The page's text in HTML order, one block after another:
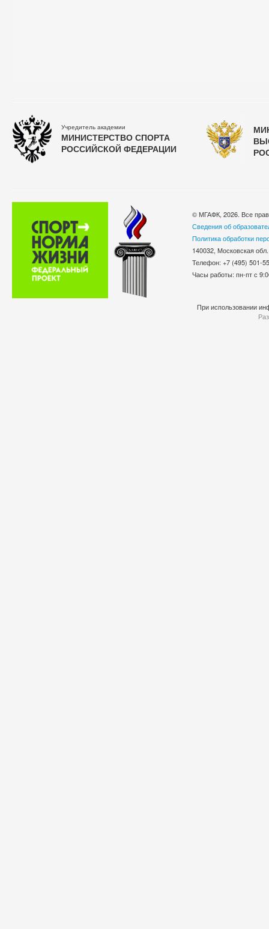
Учредитель академии
МИНИСТЕРСТВО СПОРТА
РОССИЙСКОЙ ФЕДЕРАЦИИ
© МГАФК, 2026. Все
Сведения об
Политика обработки
140032, Московская
Телефон: +7 (495)
Часы работы: пн-пт с
При использовании